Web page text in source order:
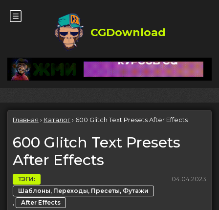
CGDownload
Главная › Каталог› 600 Glitch Text Presets After Effects
600 Glitch Text Presets
After Effects
ТЭГИ:
Шаблоны, Переходы, Пресеты, Футажи
, After Effects
04.04.2023